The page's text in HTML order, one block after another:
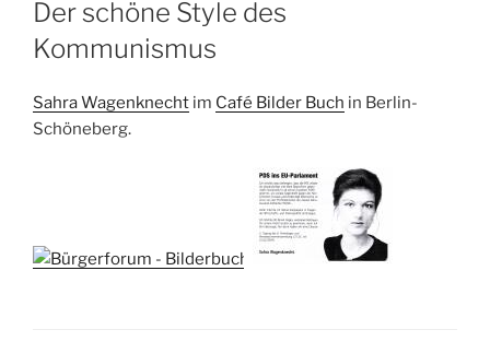
Der schöne Style des
Kommunismus
Sahra Wagenknecht im Café Bilder Buch in Berlin-
Schöneberg.